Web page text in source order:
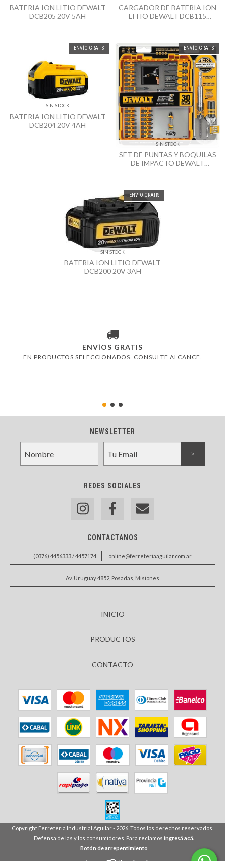
BATERIA ION LITIO DEWALT
DCB205 20V 5AH
CARGADOR DE BATERIA ION
LITIO DEWALT DCB115
ENVÍO GRATIS
SIN STOCK
BATERIA ION LITIO DEWALT
DCB204 20V 4AH
ENVÍO GRATIS
SIN STOCK
SET DE PUNTAS Y BOQUILAS
DE IMPACTO DEWALT
ENVÍO GRATIS
SIN STOCK
BATERIA ION LITIO DEWALT
DCB200 20V 3AH
ENVÍOS GRATIS
EN PRODUCTOS SELECCIONADOS. CONSULTE ALCANCE.
NEWSLETTER
REDES SOCIALES
CONTACTANOS
(0376) 4456333 / 4457174 online@ferreteriaaguilar.com.ar
Av. Uruguay 4852, Posadas, Misiones
INICIO
PRODUCTOS
CONTACTO
Copyright Ferreteria Industrial Aguilar - 2026. Todos los derechos reservados.
Defensa de las y los consumidores. Para reclamos ingresá acá.
Botón de arrepentimiento